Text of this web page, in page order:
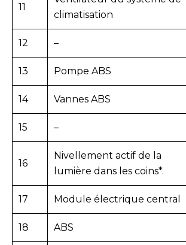
11
climatisation
12 –
13 Pompe ABS
14 Vannes ABS
15 –
16
Nivellement actif de la
lumière dans les coins*.
17 Module électrique central
18 ABS